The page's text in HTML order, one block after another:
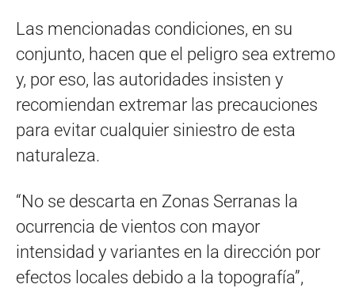
Las mencionadas condiciones, en su
conjunto, hacen que el peligro sea extremo
y, por eso, las autoridades insisten y
recomiendan extremar las precauciones
para evitar cualquier siniestro de esta
naturaleza.
“No se descarta en Zonas Serranas la
ocurrencia de vientos con mayor
intensidad y variantes en la dirección por
efectos locales debido a la topografía”,